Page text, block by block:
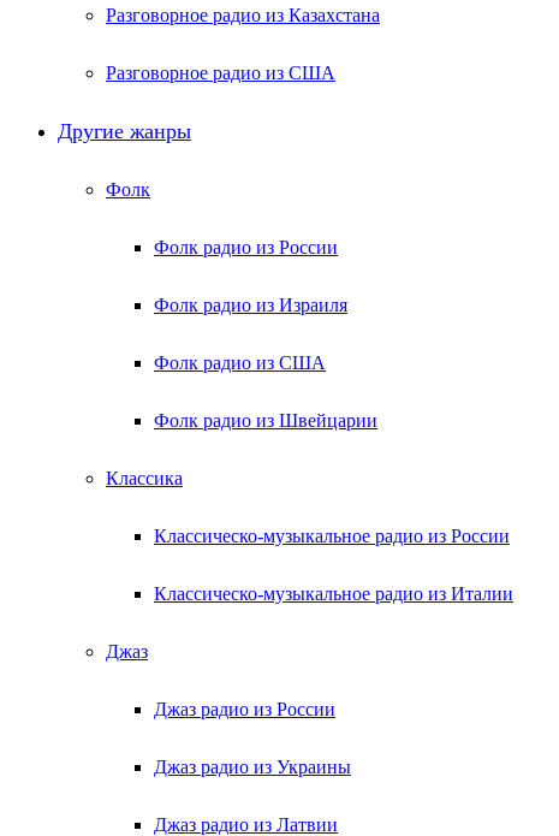
Разговорное радио из Казахстана
Разговорное радио из США
Другие жанры
Фолк
Фолк радио из России
Фолк радио из Израиля
Фолк радио из США
Фолк радио из Швейцарии
Классика
Классическо-музыкальное радио из России
Классическо-музыкальное радио из Италии
Джаз
Джаз радио из России
Джаз радио из Украины
Джаз радио из Латвии